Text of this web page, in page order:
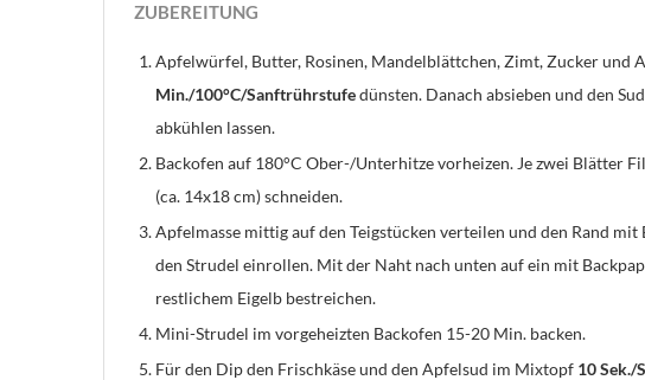
ZUBEREITUNG
Apfelwürfel, Butter, Rosinen, Mandelblättchen, Zimt, Zucker und
Min./100°C/Sanftrührstufedünsten. Danach absieben und den
abkühlen lassen.
Backofen auf 180°C Ober-/Unterhitze vorheizen. Je zwei Blätter
(ca. 14x18 cm) schneiden.
Apfelmasse mittig auf den Teigstücken verteilen und den Rand
den Strudel einrollen. Mit der Naht nach unten auf ein mit
restlichem Eigelb bestreichen.
Mini-Strudel im vorgeheizten Backofen 15-20 Min. backen.
Für den Dip den Frischkäse und den Apfelsud im Mixtopf 10 Sek./